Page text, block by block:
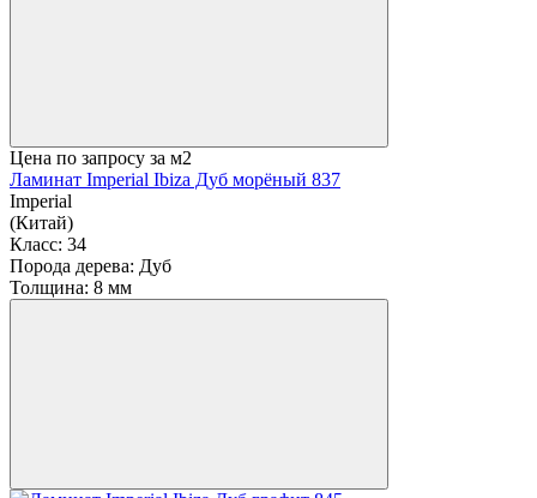
Цена по запросу за м2
Ламинат Imperial Ibiza Дуб морёный 837
Imperial
(Китай)
Класс: 34
Порода дерева: Дуб
Толщина: 8 мм